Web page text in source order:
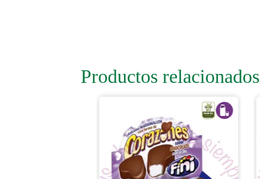
Productos relacionados